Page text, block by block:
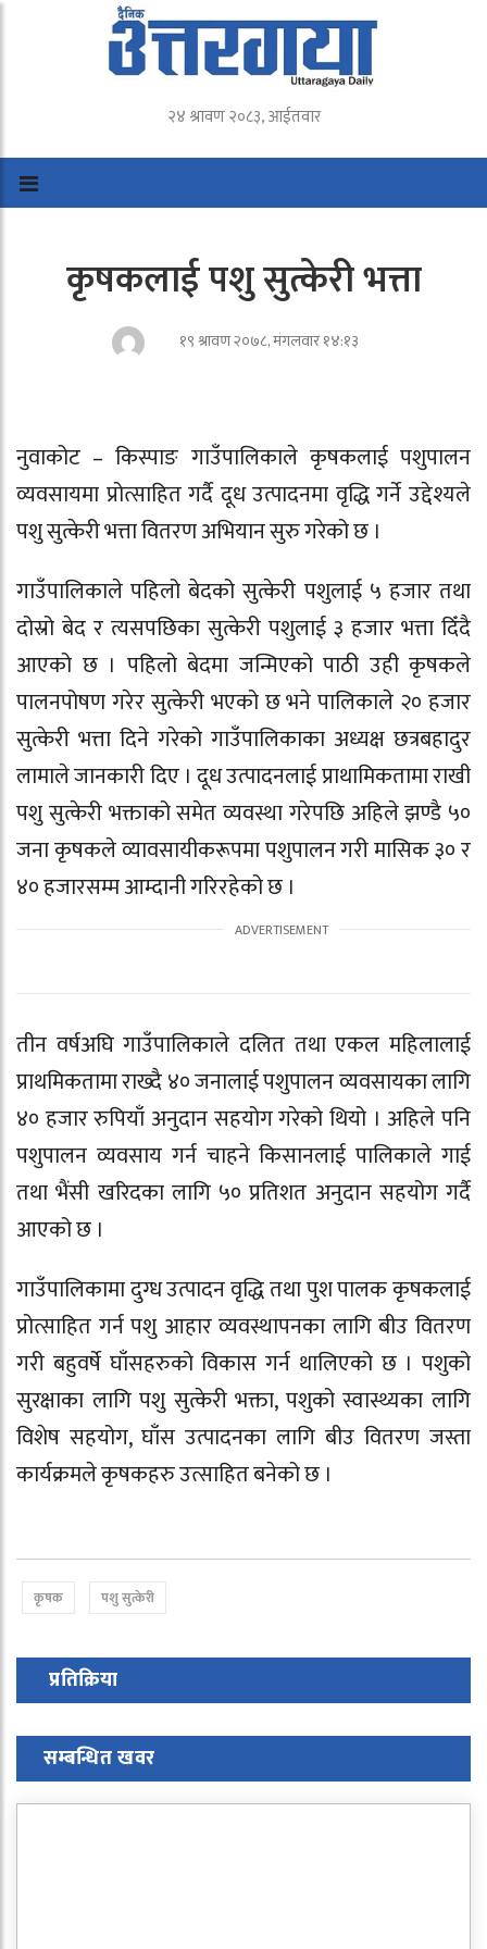
२४ श्रावण २०८३, आईतवार
कृषकलाई पशु सुत्केरी भत्ता
१९ श्रावण २०७८, मंगलवार १४:१३
नुवाकोट – किस्पाङ गाउँपालिकाले कृषकलाई पशुपालन
व्यवसायमा प्रोत्साहित गर्दै दूध उत्पादनमा वृद्धि गर्ने उद्देश्यले
पशु सुत्केरी भत्ता वितरण अभियान सुरु गरेको छ ।
गाउँपालिकाले पहिलो बेदको सुत्केरी पशुलाई ५ हजार तथा
दोस्रो बेद र त्यसपछिका सुत्केरी पशुलाई ३ हजार भत्ता दिँदै
आएको छ । पहिलो बेदमा जन्मिएको पाठी उही कृषकले
पालनपोषण गरेर सुत्केरी भएको छ भने पालिकाले २० हजार
सुत्केरी भत्ता दिने गरेको गाउँपालिकाका अध्यक्ष छत्रबहादुर
लामाले जानकारी दिए । दूध उत्पादनलाई प्राथामिकतामा राखी
पशु सुत्केरी भक्ताको समेत व्यवस्था गरेपछि अहिले झण्डै ५०
जना कृषकले व्यावसायीकरूपमा पशुपालन गरी मासिक ३० र
४० हजारसम्म आम्दानी गरिरहेको छ ।
तीन वर्षअघि गाउँपालिकाले दलित तथा एकल महिलालाई
प्राथमिकतामा राख्दै ४० जनालाई पशुपालन व्यवसायका लागि
४० हजार रुपियाँ अनुदान सहयोग गरेको थियो । अहिले पनि
पशुपालन व्यवसाय गर्न चाहने किसानलाई पालिकाले गाई
तथा भैंसी खरिदका लागि ५० प्रतिशत अनुदान सहयोग गर्दै
आएको छ ।
गाउँपालिकामा दुग्ध उत्पादन वृद्धि तथा पुश पालक कृषकलाई
प्रोत्साहित गर्न पशु आहार व्यवस्थापनका लागि बीउ वितरण
गरी बहुवर्षे घाँसहरुको विकास गर्न थालिएको छ । पशुको
सुरक्षाका लागि पशु सुत्केरी भक्ता, पशुको स्वास्थ्यका लागि
विशेष सहयोग, घाँस उत्पादनका लागि बीउ वितरण जस्ता
कार्यक्रमले कृषकहरु उत्साहित बनेको छ ।
कृषक पशु सुत्केरी
प्रतिक्रिया
सम्बन्धित खवर